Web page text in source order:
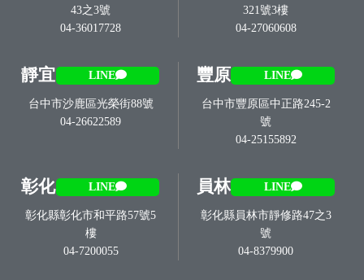
43之3號
04-36017728
321號3樓
04-27060608
靜宜 LINE
台中市沙鹿區光榮街88號
04-26622589
豐原 LINE
台中市豐原區中正路245-2
號
04-25155892
彰化 LINE
彰化縣彰化市和平路57號5
樓
04-7200055
員林 LINE
彰化縣員林市靜修路47之3
號
04-8379900